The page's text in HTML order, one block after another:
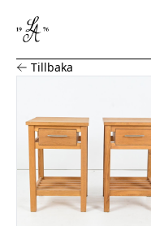
Sängbord, 1 par, oljad
Tillbaka